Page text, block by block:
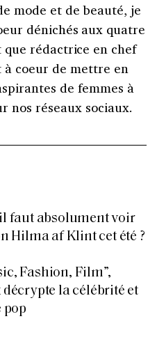
mode et de beauté, je
dénichés aux quatre
rédactrice en chef
coeur de mettre en
de femmes à
nos réseaux sociaux.
faut absolument voir
Hilma af Klint cet été ?
Fashion, Film”,
la célébrité et
pop